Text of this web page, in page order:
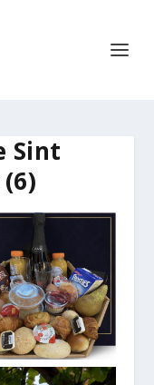
Sint